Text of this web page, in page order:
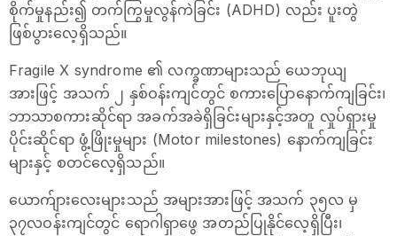
စိုက်မှုနည်း၍ တက်ကြွမှုလွန်ကဲခြင်း (ADHD) လည်း ပူးတွဲ
ဖြစ်ပွားလေ့ရှိသည်။
Fragile X syndrome ၏ လက္ခဏာများသည် ယေဘုယျ
အားဖြင့် အသက် ၂ နှစ်ဝန်းကျင်တွင် စကားပြောနောက်ကျခြင်း၊
ဘာသာစကားဆိုင်ရာ အခက်အခဲရှိခြင်းများနှင့်အတူ လှုပ်ရှားမှု
ပိုင်းဆိုင်ရာ ဖွံ့ဖြိုးမှုများ (Motor milestones) နောက်ကျခြင်း
များနှင့် စတင်လေ့ရှိသည်။
ယောက်ျားလေးများသည် အများအားဖြင့် အသက် ၃၅လ မှ
၃၇လဝန်းကျင်တွင် ရောဂါရှာဖွေ အတည်ပြုနိုင်လေ့ရှိပြီး၊